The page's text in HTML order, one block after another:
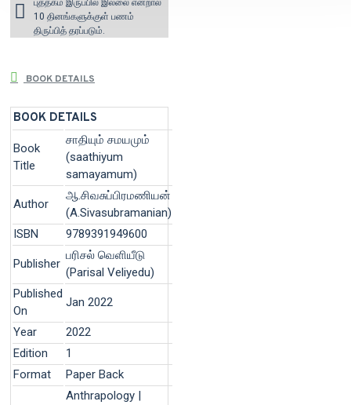
புத்தகம் இருப்பில் இல்லை என்றால்
10 தினங்களுக்குள் பணம்
திருப்பித் தரப்படும்.
BOOK DETAILS
BOOK DETAILS
Book
Title
சாதியும் சமயமும்
(saathiyum
samayamum)
Author
ஆ.சிவசுப்பிரமணியன்
(A.Sivasubramanian)
ISBN
9789391949600
Publisher
பரிசல் வெளியீடு
(Parisal Veliyedu)
Published
On
Jan 2022
Year
2022
Edition
1
Format
Paper Back
Anthrapology |